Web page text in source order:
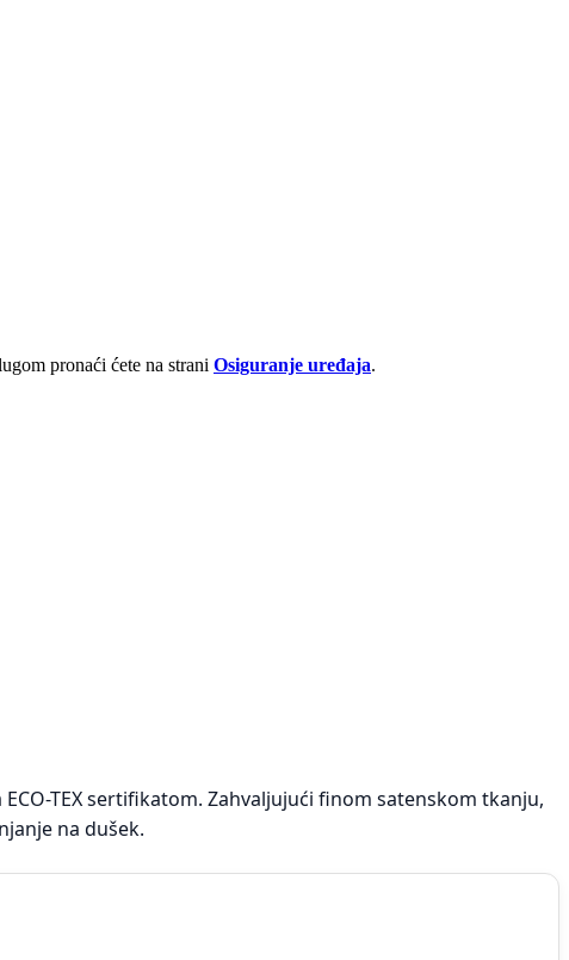
pronaći ćete na strani Osiguranje uređaja.
TEX sertifikatom. Zahvaljujući finom satenskom tkanju,
na dušek.